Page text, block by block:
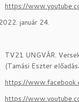
https://
január 24.
TV21 UNGVÁR.
(Tamási Eszter
https://
https://